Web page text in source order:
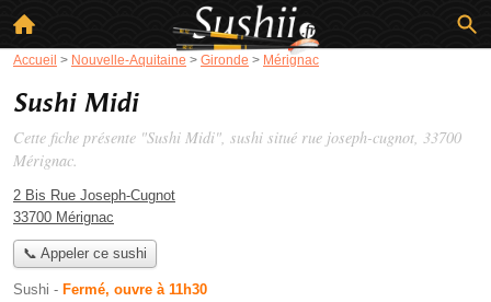
Accueil > Nouvelle-Aquitaine > Gironde > Mérignac
Sushi Midi
Cette fiche présente "Sushi Midi", sushi situé rue joseph-cugnot, 33700
Mérignac.
2 Bis Rue Joseph-Cugnot
33700 Mérignac
📞 Appeler ce sushi
Sushi - Fermé, ouvre à 11h30